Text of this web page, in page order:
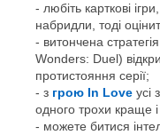
любіть карткові
набридли, тоді
витончена стратегія
Wonders: Duel)
протистояння серії;
з грою In Love усі
одного трохи краще
можете битися